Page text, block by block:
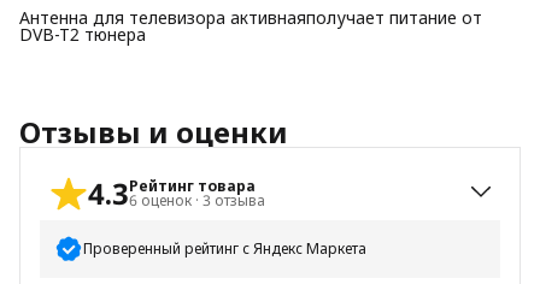
Антенна для телевизора активнаяполучает питание от
DVB-T2 тюнера
Отзывы и оценки
4.3Рейтинг товара
6 оценок · 3 отзыва
Проверенный рейтинг с Яндекс Маркета